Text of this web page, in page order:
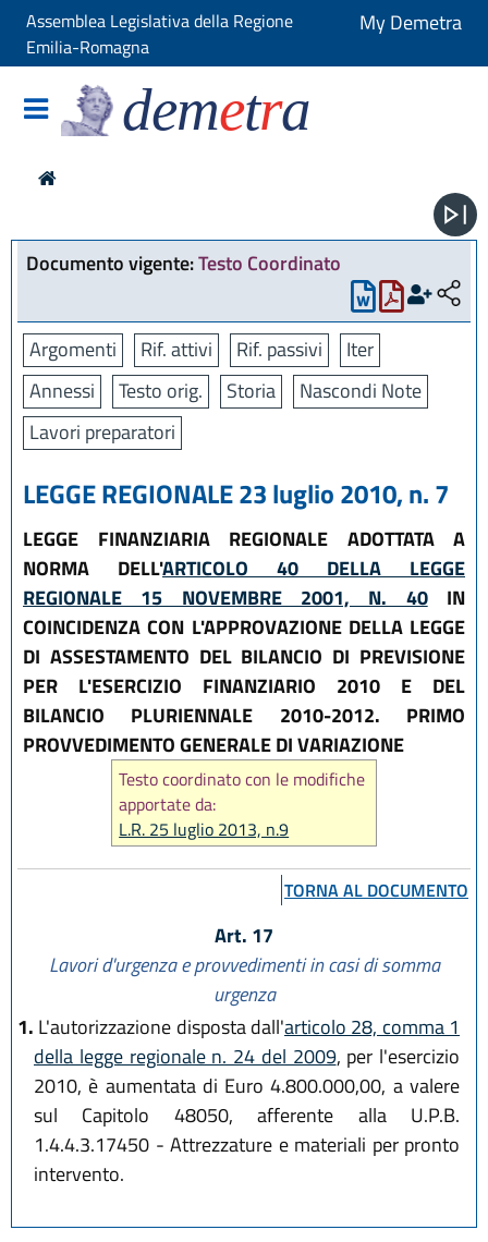
Assemblea Legislativa della Regione
Emilia-Romagna
My Demetra
demetra
Documento vigente:Testo Coordinato
Argomenti Rif. attivi Rif. passivi
Iter
Annessi
Testo orig. Storia
Nascondi Note
Lavori preparatori
LEGGE REGIONALE 23 luglio 2010, n. 7
LEGGE FINANZIARIA REGIONALE ADOTTATA A
NORMA DELL'ARTICOLO 40 DELLA LEGGE
REGIONALE 15 NOVEMBRE 2001, N. 40IN
COINCIDENZA CON L'APPROVAZIONE DELLA LEGGE
DI ASSESTAMENTO DEL BILANCIO DI PREVISIONE
PER L'ESERCIZIO FINANZIARIO 2010 E DEL
BILANCIO PLURIENNALE 2010-2012. PRIMO
PROVVEDIMENTO GENERALE DI VARIAZIONE
Testo coordinato con le modifiche
apportate da:
L.R. 25 luglio 2013, n.9
TORNA AL DOCUMENTO
Art. 17
Lavori d'urgenza e provvedimenti in casi di somma
urgenza
1. L'autorizzazione disposta dall'articolo 28, comma 1
della legge regionale n. 24 del 2009, per l'esercizio
2010, è aumentata di Euro 4.800.000,00, a valere
sul Capitolo 48050, afferente alla U.P.B.
1.4.4.3.17450 - Attrezzature e materiali per pronto
intervento.